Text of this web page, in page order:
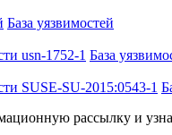
База уязвимостей
usn-1752-1 База
SUSE-SU-2015:0543-1
рассылку и